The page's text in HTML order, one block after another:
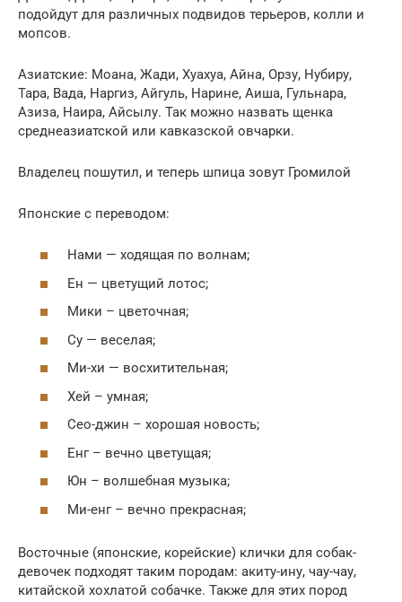
подойдут для различных подвидов терьеров, колли и
мопсов.
Азиатские: Моана, Жади, Хуахуа, Айна, Орзу, Нубиру,
Тара, Вада, Наргиз, Айгуль, Нарине, Аиша, Гульнара,
Азиза, Наира, Айсылу. Так можно назвать щенка
среднеазиатской или кавказской овчарки.
Владелец пошутил, и теперь шпица зовут Громилой
Японские с переводом:
Нами — ходящая по волнам;
Ен — цветущий лотос;
Мики – цветочная;
Су — веселая;
Ми-хи — восхитительная;
Хей – умная;
Сео-джин – хорошая новость;
Енг – вечно цветущая;
Юн – волшебная музыка;
Ми-енг – вечно прекрасная;
Восточные (японские, корейские) клички для собак-
девочек подходят таким породам: акиту-ину, чау-чау,
китайской хохлатой собачке. Также для этих пород